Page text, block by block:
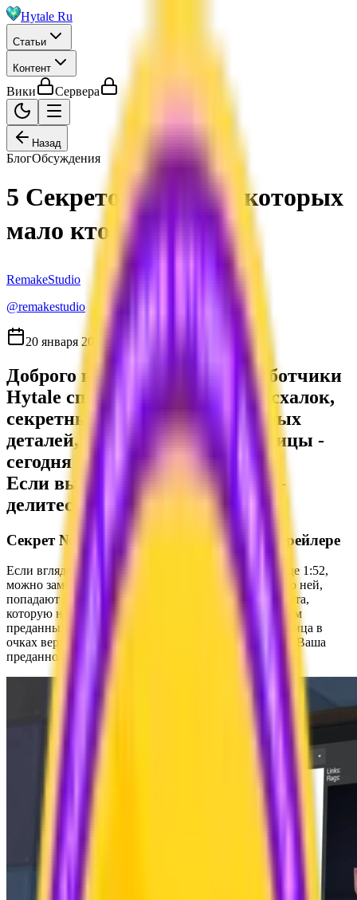
Hytale Ru
Статьи
Контент
Вики Сервера
Назад
БлогОбсуждения
5 Секретов Hytale, о которых
мало кто знает 🔍
RemakeStudio
@remakestudio
20 января 2026 г.
Доброго времени суток! Разработчики
Hytale спрятали множество пасхалок,
секретных страниц и интересных
деталей, о которых знают единицы -
сегодня вы о них узнаете! :)
Если вы нашли свою пасхалку -
делитесь в нашем
Discord
Секрет №1: Тайное послание в первом трейлере
Если вглядеться в кадр первого трейлера на таймкоде 1:52,
можно заметить
. Те, кто перешел по ней,
попадают на секретную страницу официального сайта,
которую невозможно найти через обычное меню. Там
преданных фанатов ждет забавная анимация где курица в
очках верхом на корове и вдохновляющая надпись: «Ваша
преданность впечатляет».